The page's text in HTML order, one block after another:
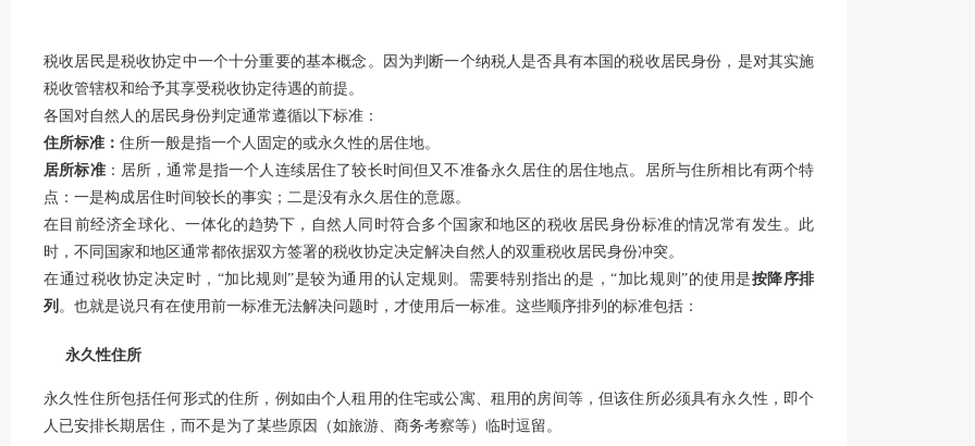
税收居民是税收协定中一个十分重要的基本概念。因为判断一个纳税人是否具有本国的税收居民身份，是对其实施
税收管辖权和给予其享受税收协定待遇的前提。
各国对自然人的居民身份判定通常遵循以下标准：
住所标准： 住所一般是指一个人固定的或永久性的居住地。
居所标准：居所，通常是指一个人连续居住了较长时间但又不准备永久居住的居住地点。居所与住所相比有两个特
点：一是构成居住时间较长的事实；二是没有永久居住的意愿。
在目前经济全球化、一体化的趋势下，自然人同时符合多个国家和地区的税收居民身份标准的情况常有发生。此
时，不同国家和地区通常都依据双方签署的税收协定决定解决自然人的双重税收居民身份冲突。
在通过税收协定决定时，“加比规则”是较为通用的认定规则。需要特别指出的是，“加比规则”的使用是按降序排
列 。也就是说只有在使用前一标准无法解决问题时，才使用后一标准。这些顺序排列的标准包括：
永久性住所
永久性住所包括任何形式的住所，例如由个人租用的住宅或公寓、租用的房间等，但该住所必须具有永久性，即个
人已安排长期居住，而不是为了某些原因（如旅游、商务考察等）临时逗留。